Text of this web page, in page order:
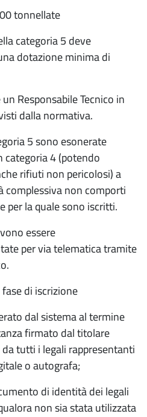
tonnellate
categoria 5 deve
dotazione minima di
Responsabile Tecnico in
dalla normativa.
5 sono esonerate
categoria 4 (potendo
rifiuti non pericolosi) a
complessiva non comporti
per la quale sono iscritti.
essere
per via telematica tramite
di iscrizione
dal sistema al termine
firmato dal titolare
tutti i legali rappresentanti
o autografa;
di identità dei legali
non sia stata utilizzata